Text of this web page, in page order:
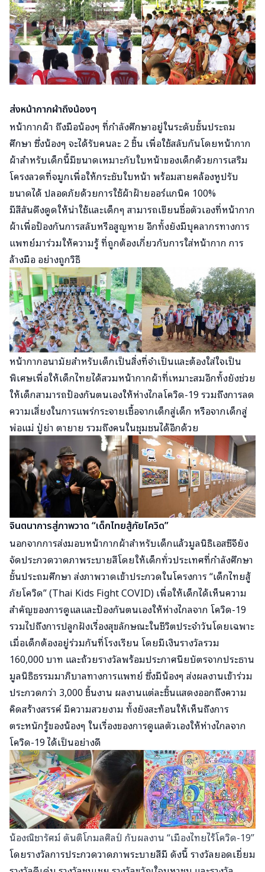
ส่งหน้ากากผ้าถึงน้องๆ
หน้ากากผ้า ถึงมือน้องๆ ที่กำลังศึกษาอยู่ในระดับชั้นประถม
ศึกษา ซึ่งน้องๆ จะได้รับคนละ 2 ชิ้น เพื่อใช้สลับกันโดยหน้ากาก
ผ้าสำหรับเด็กนี้มีขนาดเหมาะกับใบหน้าของเด็กด้วยการเสริม
โครงลวดที่จมูกเพื่อให้กระชับใบหน้า พร้อมสายคล้องหูปรับ
ขนาดได้ ปลอดภัยด้วยการใช้ผ้าฝ้ายออร์แกนิค 100%
มีสีสันดึงดูดให้น่าใช้และเด็กๆ สามารถเขียนชื่อตัวเองที่หน้ากาก
ผ้าเพื่อป้องกันการสลับหรือสูญหาย อีกทั้งยังมีบุคลากรทางการ
แพทย์มาร่วมให้ความรู้ ที่ถูกต้องเกี่ยวกับการใส่หน้ากาก การ
ล้างมือ อย่างถูกวิธี
หน้ากากอนามัยสำหรับเด็กเป็นสิ่งที่จำเป็นและต้องใส่ใจเป็น
พิเศษเพื่อให้เด็กไทยได้สวมหน้ากากผ้าที่เหมาะสมอีกทั้งยังช่วย
ให้เด็กสามารถป้องกันตนเองให้ห่างไกลโควิด-19 รวมถึงการลด
ความเสี่ยงในการแพร่กระจายเชื้อจากเด็กสู่เด็ก หรือจากเด็กสู่
พ่อแม่ ปู่ย่า ตายาย รวมถึงคนในชุมชนได้อีกด้วย
จินตนาการสู่ภาพวาด “เด็กไทยสู้ภัยโควิด”
นอกจากการส่งมอบหน้ากากผ้าสำหรับเด็กแล้วมูลนิธิเอสซีจียัง
จัดประกวดวาดภาพระบายสีโดยให้เด็กทั่วประเทศที่กำลังศึกษา
ชั้นประถมศึกษา ส่งภาพวาดเข้าประกวดในโครงการ “เด็กไทยสู้
ภัยโควิด” (Thai Kids Fight COVID) เพื่อให้เด็กได้เห็นความ
สำคัญของการดูแลและป้องกันตนเองให้ห่างไกลจาก โควิด-19
รวมไปถึงการปลูกฝังเรื่องสุขลักษณะในชีวิตประจำวันโดยเฉพาะ
เมื่อเด็กต้องอยู่ร่วมกันที่โรงเรียน โดยมีเงินรางวัลรวม
160,000 บาท และถ้วยรางวัลพร้อมประกาศนียบัตรจากประธาน
มูลนิธิธรรมมาภิบาลทางการแพทย์ ซึ่งมีน้องๆ ส่งผลงานเข้าร่วม
ประกวดกว่า 3,000 ชิ้นงาน ผลงานแต่ละชิ้นแสดงออกถึงความ
คิดสร้างสรรค์ มีความสวยงาม ทั้งยังสะท้อนให้เห็นถึงการ
ตระหนักรู้ของน้องๆ ในเรื่องของการดูแลตัวเองให้ห่างไกลจาก
โควิด-19 ได้เป็นอย่างดี
น้องณิชารัศม์ ตันติโกมลศิลป์ กับผลงาน “เมืองไทยไร้โควิด-19”
โดยรางวัลการประกวดวาดภาพระบายสีมี ดังนี้ รางวัลยอดเยี่ยม